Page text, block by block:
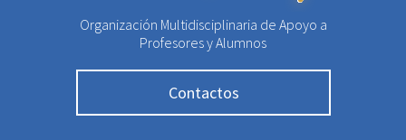
Organización Multidisciplinaria de Apoyo a
Profesores y Alumnos
Contactos